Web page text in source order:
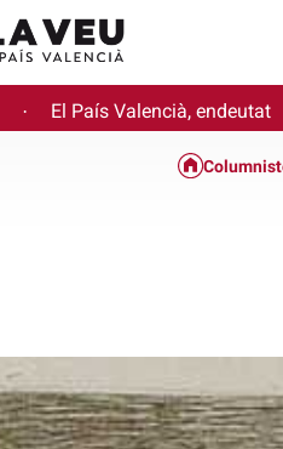
· El País Valencià, endeutat